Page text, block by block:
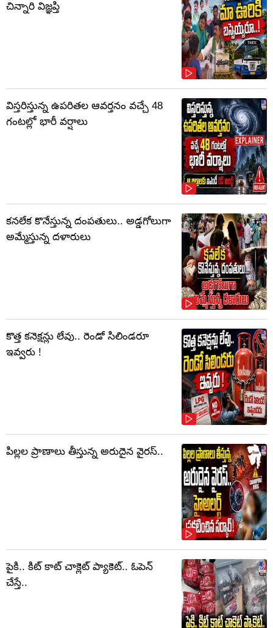
చిన్నారి విజ్ఞప్తి
విస్తరిస్తున్న ఉపరితల ఆవర్తనం వచ్చే 48
గంటల్లో భారీ వర్షాలు
కనలేక కొనేస్తున్న దంపతులు.. అడ్డగోలుగా
అమ్మేస్తున్న దళారులు
కొత్త కనెక్షన్లు లేవు.. రెండో సిలిండరూ
ఇవ్వరు !
పిల్లల ప్రాణాలు తీస్తున్న అరుదైన వైరస్..
పైకి.. కిట్‌ కాట్‌ చాక్లెట్ ప్యాకెట్‌.. ఓపెన్‌
చేస్తే..